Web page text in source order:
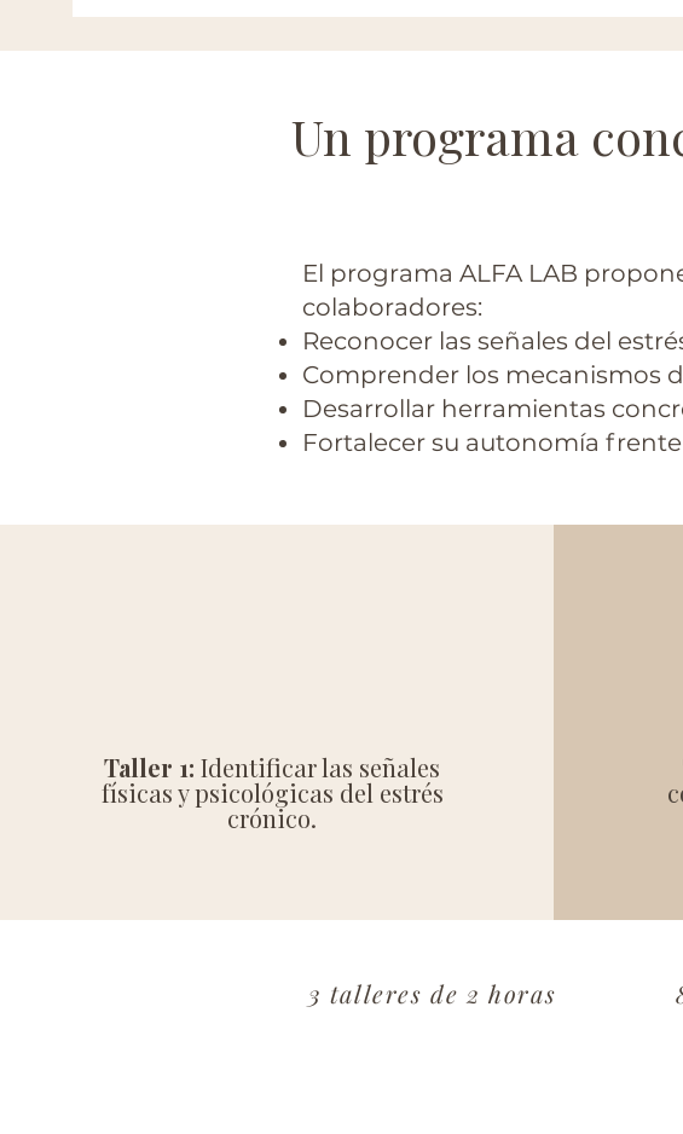
Un programa
El programa ALFA LAB
colaboradores:
​Reconocer las señales del
Comprender los mecanismos
Desarrollar herramientas
Fortalecer su autonomía
Taller 1:Identificar las señales
físicas y psicológicas del estrés
crónico.
3 talleres de 2 horas